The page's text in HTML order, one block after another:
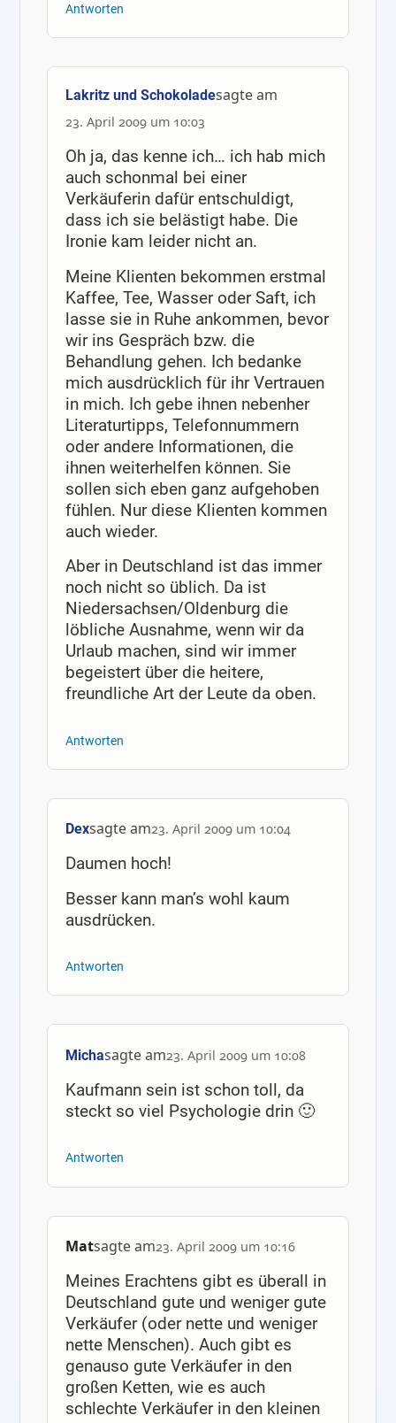
Antworten
Lakritz und Schokoladesagte am
23. April 2009 um 10:03
Oh ja, das kenne ich… ich hab mich
auch schonmal bei einer
Verkäuferin dafür entschuldigt,
dass ich sie belästigt habe. Die
Ironie kam leider nicht an.
Meine Klienten bekommen erstmal
Kaffee, Tee, Wasser oder Saft, ich
lasse sie in Ruhe ankommen, bevor
wir ins Gespräch bzw. die
Behandlung gehen. Ich bedanke
mich ausdrücklich für ihr Vertrauen
in mich. Ich gebe ihnen nebenher
Literaturtipps, Telefonnummern
oder andere Informationen, die
ihnen weiterhelfen können. Sie
sollen sich eben ganz aufgehoben
fühlen. Nur diese Klienten kommen
auch wieder.
Aber in Deutschland ist das immer
noch nicht so üblich. Da ist
Niedersachsen/Oldenburg die
löbliche Ausnahme, wenn wir da
Urlaub machen, sind wir immer
begeistert über die heitere,
freundliche Art der Leute da oben.
Antworten
Dexsagte am23. April 2009 um 10:04
Daumen hoch!
Besser kann man’s wohl kaum
ausdrücken.
Antworten
Michasagte am23. April 2009 um 10:08
Kaufmann sein ist schon toll, da
steckt so viel Psychologie drin 🙂
Antworten
Matsagte am23. April 2009 um 10:16
Meines Erachtens gibt es überall in
Deutschland gute und weniger gute
Verkäufer (oder nette und weniger
nette Menschen). Auch gibt es
genauso gute Verkäufer in den
großen Ketten, wie es auch
schlechte Verkäufer in den kleinen